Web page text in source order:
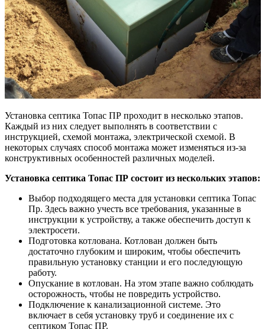
Установка септика Топас ПР проходит в несколько этапов.
Каждый из них следует выполнять в соответствии с
инструкцией, схемой монтажа, электрической схемой. В
некоторых случаях способ монтажа может изменяться из-за
конструктивных особенностей различных моделей.
Установка септика Топас ПР состоит из нескольких этапов:
Выбор подходящего места для установки септика Топас
Пр. Здесь важно учесть все требования, указанные в
инструкции к устройству, а также обеспечить доступ к
электросети.
Подготовка котлована. Котлован должен быть
достаточно глубоким и широким, чтобы обеспечить
правильную установку станции и его последующую
работу.
Опускание в котлован. На этом этапе важно соблюдать
осторожность, чтобы не повредить устройство.
Подключение к канализационной системе. Это
включает в себя установку труб и соединение их с
септиком Топас ПР.